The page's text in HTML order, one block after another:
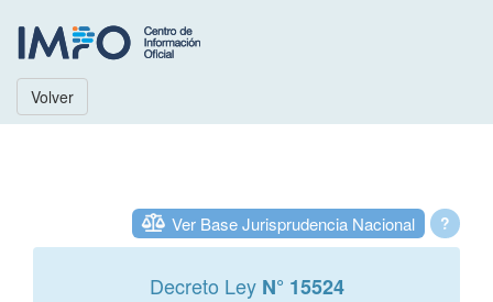
Volver
?
Ver Base Jurisprudencia Nacional
Decreto Ley N° 15524